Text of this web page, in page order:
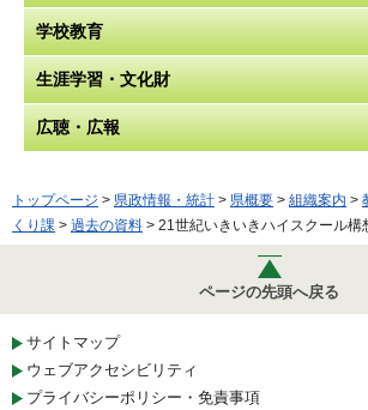
学校教育
生涯学習・文化財
広聴・広報
トップページ > 県政情報・統計 > 県概要 > 組織案内 >
くり課 > 過去の資料 > 21世紀いきいきハイスクール構
ページの先頭へ戻る
サイトマップ
ウェブアクセシビリティ
プライバシーポリシー・免責事項